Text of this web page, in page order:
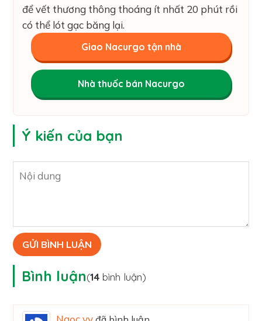
để vết thương thông thoáng ít nhất 20 phút rồi
có thể lót gạc băng lại.
Giao Nacurgo tận nhà
Nhà thuốc bán Nacurgo
Ý kiến của bạn
Bình luận(14 bình luận)